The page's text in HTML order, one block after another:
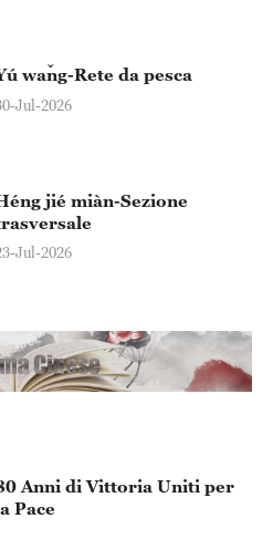
wǎng-Rete da pesca
Jul-2026
jié miàn-Sezione
Jul-2026
Anni di Vittoria Uniti per
Pace